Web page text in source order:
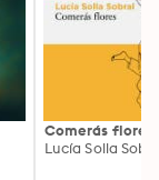
Comerás flores
Lucía Solla